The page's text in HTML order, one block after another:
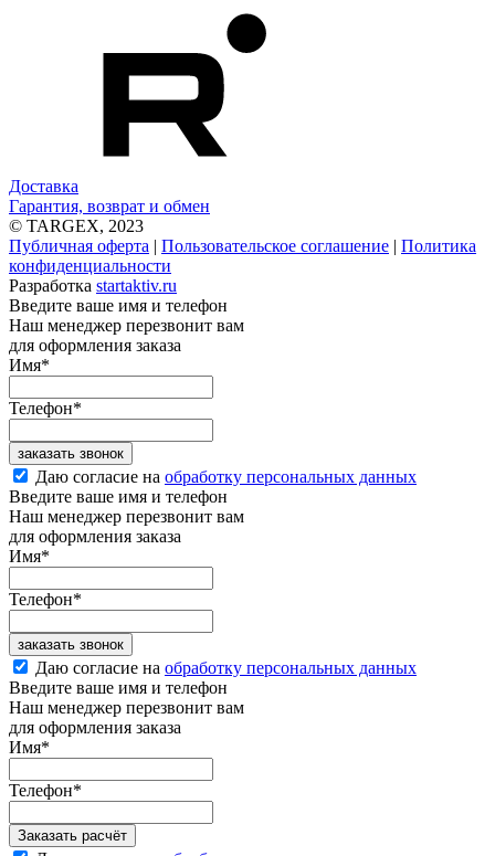
Доставка
Гарантия, возврат и обмен
© TARGEX, 2023
Публичная оферта | Пользовательское соглашение | Политика
конфиденциальности
Разработка startaktiv.ru
Введите ваше имя и телефон
Наш менеджер перезвонит вам
для оформления заказа
Имя*
Телефон*
заказать звонок
Даю согласие на обработку персональных данных
Введите ваше имя и телефон
Наш менеджер перезвонит вам
для оформления заказа
Имя*
Телефон*
заказать звонок
Даю согласие на обработку персональных данных
Введите ваше имя и телефон
Наш менеджер перезвонит вам
для оформления заказа
Имя*
Телефон*
Заказать расчёт